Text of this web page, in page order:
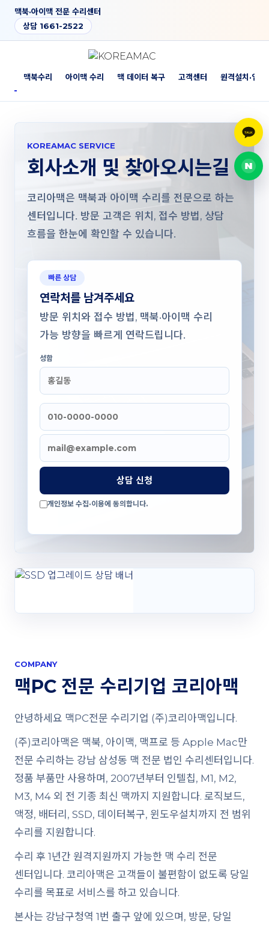
맥북·아이맥 전문 수리센터
상담 1661-2522
맥북수리 아이맥 수리 맥 데이터 복구 고객센터 원격설치·업그
KOREAMAC SERVICE
회사소개 및 찾아오시는길
코리아맥은 맥북과 아이맥 수리를 전문으로 하는
센터입니다. 방문 고객은 위치, 접수 방법, 상담
흐름을 한눈에 확인할 수 있습니다.
빠른 상담
연락처를 남겨주세요
방문 위치와 접수 방법, 맥북·아이맥 수리
가능 방향을 빠르게 연락드립니다.
성함
상담 신청
개인정보 수집·이용에 동의합니다.
COMPANY
맥PC 전문 수리기업 코리아맥
안녕하세요 맥PC전문 수리기업 (주)코리아맥입니다.
(주)코리아맥은 맥북, 아이맥, 맥프로 등 Apple Mac만
전문 수리하는 강남 삼성동 맥 전문 법인 수리센터입니다.
정품 부품만 사용하며, 2007년부터 인텔칩, M1, M2,
M3, M4 외 전 기종 최신 맥까지 지원합니다. 로직보드,
액정, 배터리, SSD, 데이터복구, 윈도우설치까지 전 범위
수리를 지원합니다.
수리 후 1년간 원격지원까지 가능한 맥 수리 전문
센터입니다. 코리아맥은 고객들이 불편함이 없도록 당일
수리를 목표로 서비스를 하고 있습니다.
본사는 강남구청역 1번 출구 앞에 있으며, 방문, 당일
TALK
카톡
네이